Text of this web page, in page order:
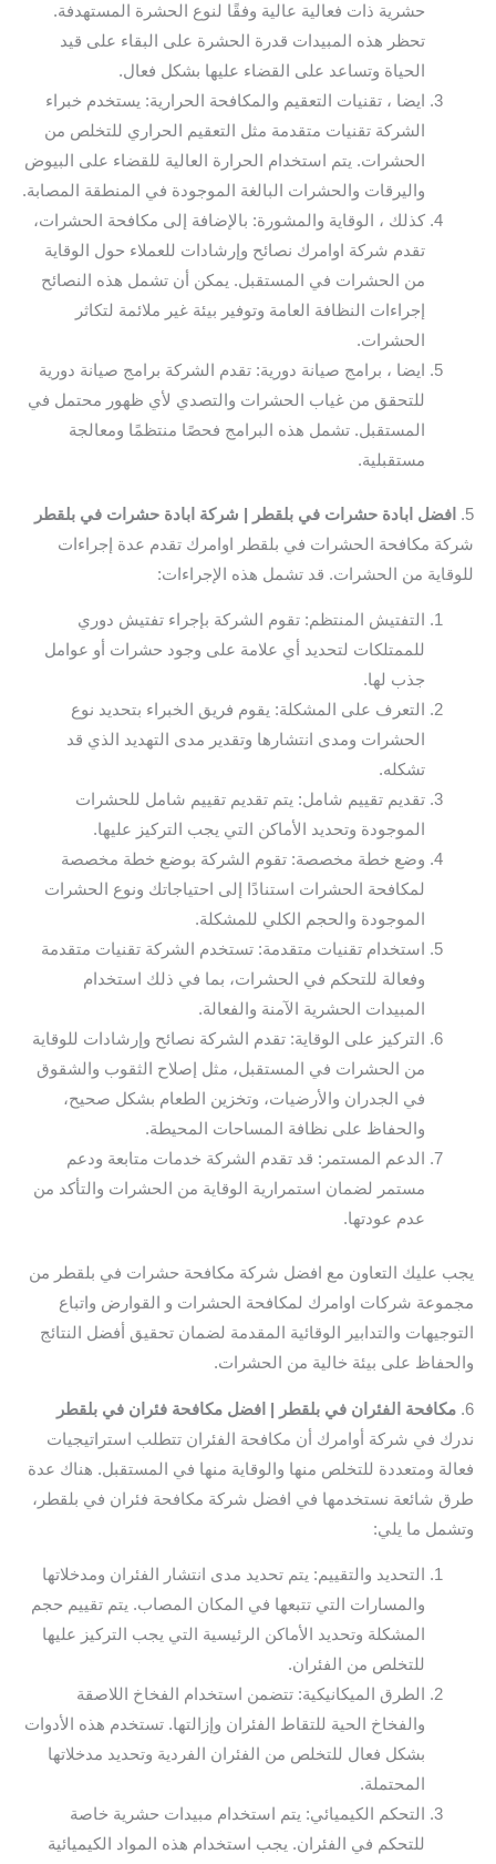
حشرية ذات فعالية عالية وفقًا لنوع الحشرة المستهدفة.
تحظر هذه المبيدات قدرة الحشرة على البقاء على قيد
الحياة وتساعد على القضاء عليها بشكل فعال.
ايضا ، تقنيات التعقيم والمكافحة الحرارية: يستخدم خبراء
الشركة تقنيات متقدمة مثل التعقيم الحراري للتخلص من
الحشرات. يتم استخدام الحرارة العالية للقضاء على البيوض
واليرقات والحشرات البالغة الموجودة في المنطقة المصابة.
كذلك ، الوقاية والمشورة: بالإضافة إلى مكافحة الحشرات،
تقدم شركة اوامرك نصائح وإرشادات للعملاء حول الوقاية
من الحشرات في المستقبل. يمكن أن تشمل هذه النصائح
إجراءات النظافة العامة وتوفير بيئة غير ملائمة لتكاثر
الحشرات.
ايضا ، برامج صيانة دورية: تقدم الشركة برامج صيانة دورية
للتحقق من غياب الحشرات والتصدي لأي ظهور محتمل في
المستقبل. تشمل هذه البرامج فحصًا منتظمًا ومعالجة
مستقبلية.
5.
افضل ابادة حشرات في بلقطر | شركة ابادة حشرات في بلقطر
شركة مكافحة الحشرات في بلقطر اوامرك تقدم عدة إجراءات
للوقاية من الحشرات. قد تشمل هذه الإجراءات:
التفتيش المنتظم: تقوم الشركة بإجراء تفتيش دوري
للممتلكات لتحديد أي علامة على وجود حشرات أو عوامل
جذب لها.
التعرف على المشكلة: يقوم فريق الخبراء بتحديد نوع
الحشرات ومدى انتشارها وتقدير مدى التهديد الذي قد
تشكله.
تقديم تقييم شامل: يتم تقديم تقييم شامل للحشرات
الموجودة وتحديد الأماكن التي يجب التركيز عليها.
وضع خطة مخصصة: تقوم الشركة بوضع خطة مخصصة
لمكافحة الحشرات استنادًا إلى احتياجاتك ونوع الحشرات
الموجودة والحجم الكلي للمشكلة.
استخدام تقنيات متقدمة: تستخدم الشركة تقنيات متقدمة
وفعالة للتحكم في الحشرات، بما في ذلك استخدام
المبيدات الحشرية الآمنة والفعالة.
التركيز على الوقاية: تقدم الشركة نصائح وإرشادات للوقاية
من الحشرات في المستقبل، مثل إصلاح الثقوب والشقوق
في الجدران والأرضيات، وتخزين الطعام بشكل صحيح،
والحفاظ على نظافة المساحات المحيطة.
الدعم المستمر: قد تقدم الشركة خدمات متابعة ودعم
مستمر لضمان استمرارية الوقاية من الحشرات والتأكد من
عدم عودتها.
يجب عليك التعاون مع افضل شركة مكافحة حشرات في بلقطر من
مجموعة شركات اوامرك لمكافحة الحشرات و القوارض واتباع
التوجيهات والتدابير الوقائية المقدمة لضمان تحقيق أفضل النتائج
والحفاظ على بيئة خالية من الحشرات.
6. مكافحة الفئران في بلقطر | افضل مكافحة فئران في بلقطر
ندرك في شركة أوامرك أن مكافحة الفئران تتطلب استراتيجيات
فعالة ومتعددة للتخلص منها والوقاية منها في المستقبل. هناك عدة
طرق شائعة نستخدمها في افضل شركة مكافحة فئران في بلقطر،
وتشمل ما يلي:
التحديد والتقييم: يتم تحديد مدى انتشار الفئران ومدخلاتها
والمسارات التي تتبعها في المكان المصاب. يتم تقييم حجم
المشكلة وتحديد الأماكن الرئيسية التي يجب التركيز عليها
للتخلص من الفئران.
الطرق الميكانيكية: تتضمن استخدام الفخاخ اللاصقة
والفخاخ الحية للتقاط الفئران وإزالتها. تستخدم هذه الأدوات
بشكل فعال للتخلص من الفئران الفردية وتحديد مدخلاتها
المحتملة.
التحكم الكيميائي: يتم استخدام مبيدات حشرية خاصة
للتحكم في الفئران. يجب استخدام هذه المواد الكيميائية